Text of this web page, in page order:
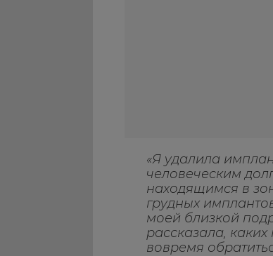
«Я удалила
человеческим
находящимся в
грудных
моей близкой
рассказала,
вовремя